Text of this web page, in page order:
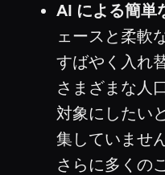
AI による簡単
ェースと柔軟
すばやく入れ
さまざまな人
対象にしたい
集していませ
さらに多くの